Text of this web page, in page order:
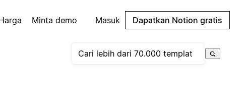
Minta demo Masuk Dapatkan Notion gratis